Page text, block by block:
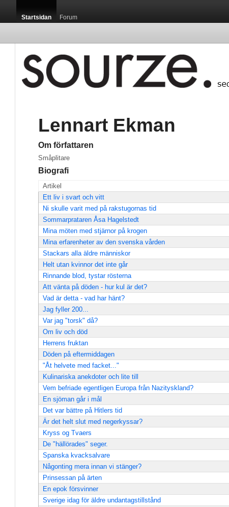
Startsidan Forum
Lennart Ekman
Om författaren
Småplitare
Biografi
Artikel
Ett liv i svart och vitt
Ni skulle varit med på rakstugornas tid
Sommarprataren Åsa Hagelstedt
Mina möten med stjärnor på krogen
Mina erfarenheter av den svenska vården
Stackars alla äldre människor
Helt utan kvinnor det inte går
Rinnande blod, tystar rösterna
Att vänta på döden - hur kul är det?
Vad är detta - vad har hänt?
Jag fyller 200...
Var jag "torsk" då?
Om liv och död
Herrens fruktan
Döden på eftermiddagen
"Åt helvete med facket..."
Kulinariska anekdoter och lite till
Vem befriade egentligen Europa från Nazityskland?
En sjöman går i mål
Det var bättre på Hitlers tid
Är det helt slut med negerkyssar?
Kryss og Tvaers
De "hällörades" seger.
Spanska kvacksalvare
Någonting mera innan vi stänger?
Prinsessan på ärten
En epok försvinner
Sverige idag för äldre undantagstillstånd